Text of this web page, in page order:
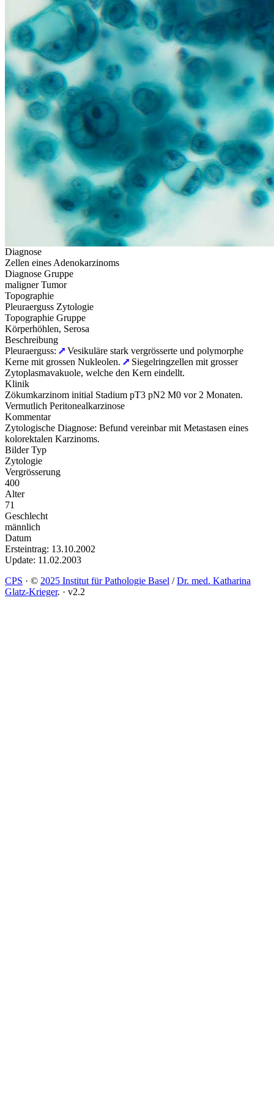
Diagnose
Zellen eines Adenokarzinoms
Diagnose Gruppe
maligner Tumor
Topographie
Pleuraerguss Zytologie
Topographie Gruppe
Körperhöhlen, Serosa
Beschreibung
Pleuraerguss:
Vesikuläre stark vergrösserte und polymorphe
Kerne mit grossen Nukleolen.
Siegelringzellen mit grosser
Zytoplasmavakuole, welche den Kern eindellt.
Klinik
Zökumkarzinom initial Stadium pT3 pN2 M0 vor 2 Monaten.
Vermutlich Peritonealkarzinose
Kommentar
Zytologische Diagnose: Befund vereinbar mit Metastasen eines
kolorektalen Karzinoms.
Bilder Typ
Zytologie
Vergrösserung
400
Alter
71
Geschlecht
männlich
Datum
Ersteintrag: 13.10.2002
Update: 11.02.2003
CPS · © 2025 Institut für Pathologie Basel /Dr. med. Katharina
Glatz-Krieger. · v2.2